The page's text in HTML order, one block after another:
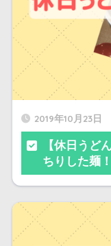
2019年10月23日
【休日うど
ちりした麺！